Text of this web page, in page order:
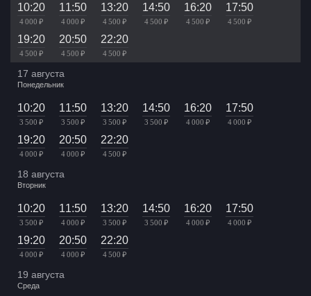
10:20
4 000 ₽
11:50
4 000 ₽
13:20
4 500 ₽
14:50
4 500 ₽
16:20
4 500 ₽
17:50
4 500 ₽
19:20
4 500 ₽
20:50
4 500 ₽
22:20
4 500 ₽
17 августа
Понедельник
10:20
3 500 ₽
11:50
3 500 ₽
13:20
3 500 ₽
14:50
3 500 ₽
16:20
4 000 ₽
17:50
4 000 ₽
19:20
4 000 ₽
20:50
4 000 ₽
22:20
4 500 ₽
18 августа
Вторник
10:20
3 500 ₽
11:50
4 000 ₽
13:20
3 500 ₽
14:50
3 500 ₽
16:20
4 000 ₽
17:50
4 000 ₽
19:20
4 000 ₽
20:50
4 000 ₽
22:20
4 500 ₽
19 августа
Среда